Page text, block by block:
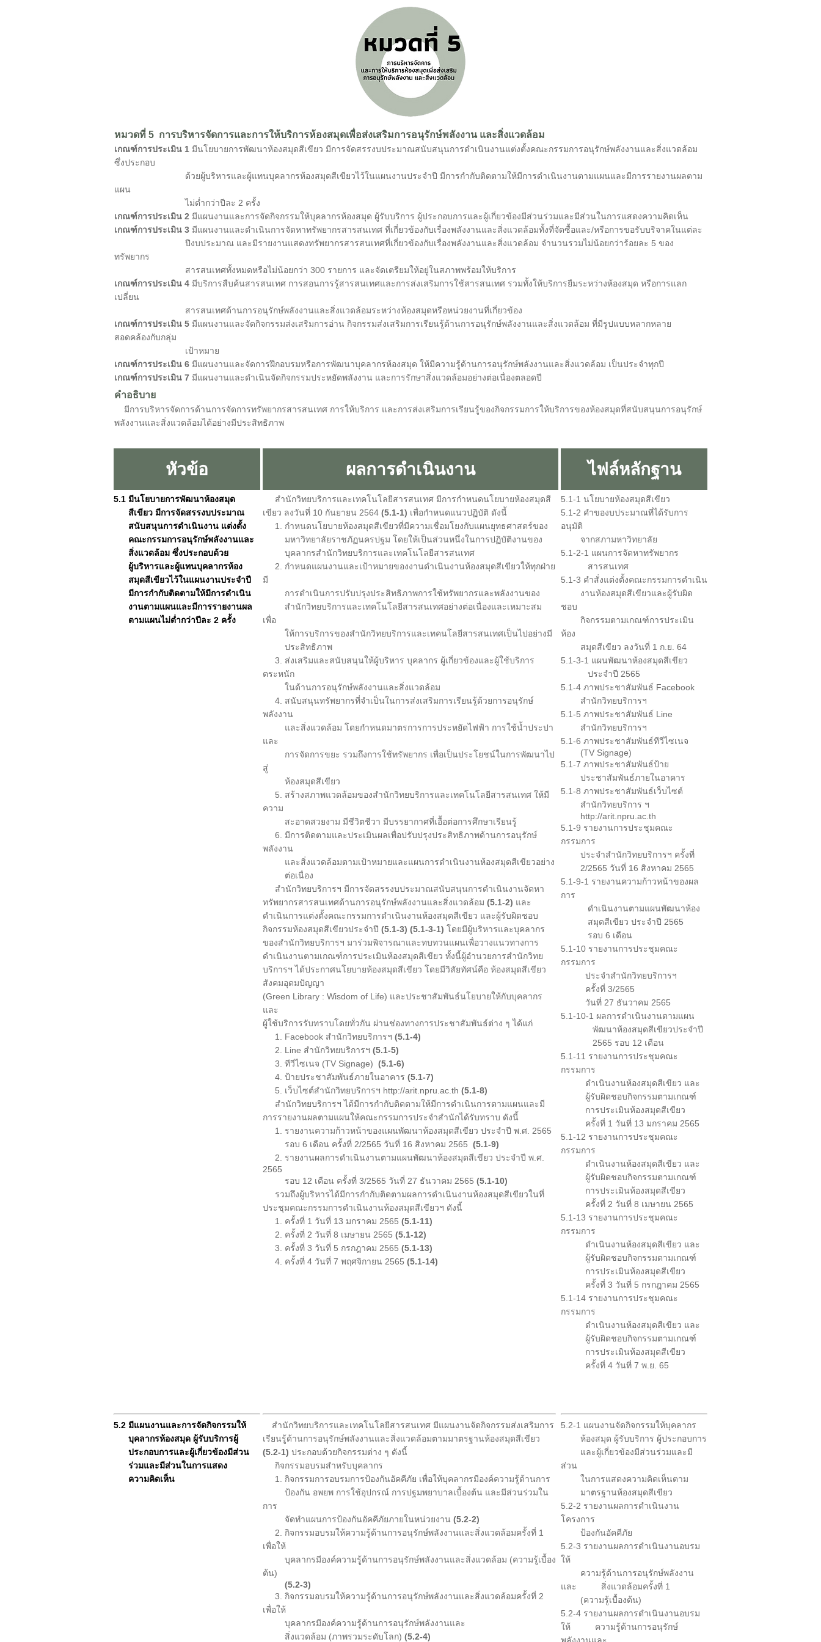
หมวดที่ 5 การบริหารจัดการและการให้บริการห้องสมุดเพื่อส่งเสริมการอนุรักษ์พลังงาน และสิ่งแวดล้อม
เกณฑ์การประเมิน 1 มีนโยบายการพัฒนาห้องสมุดสีเขียว มีการจัดสรรงบประมาณสนับสนุนการดำเนินงานแต่งตั้งคณะกรรมการอนุรักษ์พลังงานและสิ่งแวดล้อม
ซึ่งประกอบ
ด้วยผู้บริหารและผู้แทนบุคลากรห้องสมุดสีเขียวไว้ในแผนงานประจำปี มีการกำกับติดตามให้มีการดำเนินงานตามแผนและมีการรายงานผลตาม
แผน
ไม่ต่ำกว่าปีละ 2 ครั้ง
เกณฑ์การประเมิน 2 มีแผนงานและการจัดกิจกรรมให้บุคลากรห้องสมุด ผู้รับบริการ ผู้ประกอบการและผู้เกี่ยวข้องมีส่วนร่วมและมีส่วนในการแสดงความคิดเห็น
เกณฑ์การประเมิน 3 มีแผนงานและดำเนินการจัดหาทรัพยากรสารสนเทศ ที่เกี่ยวข้องกับเรื่องพลังงานและสิ่งแวดล้อมทั้งที่จัดซื้อและ/หรือการขอรับบริจาคในแต่ละ
ปีงบประมาณ และมีรายงานแสดงทรัพยากรสารสนเทศที่เกี่ยวข้องกับเรื่องพลังงานและสิ่งแวดล้อม จำนวนรวมไม่น้อยกว่าร้อยละ 5 ของ
ทรัพยากร
สารสนเทศทั้งหมดหรือไม่น้อยกว่า 300 รายการ และจัดเตรียมให้อยู่ในสภาพพร้อมให้บริการ
เกณฑ์การประเมิน 4 มีบริการสืบค้นสารสนเทศ การสอนการรู้สารสนเทศและการส่งเสริมการใช้สารสนเทศ รวมทั้งให้บริการยืมระหว่างห้องสมุด หรือการแลก
เปลี่ยน
สารสนเทศด้านการอนุรักษ์พลังงานและสิ่งแวดล้อมระหว่างห้องสมุดหรือหน่วยงานที่เกี่ยวข้อง
เกณฑ์การประเมิน 5 มีแผนงานและจัดกิจกรรมส่งเสริมการอ่าน กิจกรรมส่งเสริมการเรียนรู้ด้านการอนุรักษ์พลังงานและสิ่งแวดล้อม ที่มีรูปแบบหลากหลาย
สอดคล้องกับกลุ่ม
เป้าหมาย
เกณฑ์การประเมิน 6 มีแผนงานและจัดการฝึกอบรมหรือการพัฒนาบุคลากรห้องสมุด ให้มีความรู้ด้านการอนุรักษ์พลังงานและสิ่งแวดล้อม เป็นประจําทุกปี
เกณฑ์การประเมิน 7 มีแผนงานและดําเนินจัดกิจกรรมประหยัดพลังงาน และการรักษาสิ่งแวดล้อมอย่างต่อเนื่องตลอดปี
คำอธิบาย
มีการบริหารจัดการด้านการจัดการทรัพยากรสารสนเทศ การให้บริการ และการส่งเสริมการเรียนรู้ของกิจกรรมการให้บริการของห้องสมุดที่สนับสนุนการอนุรักษ์
พลังงานและสิ่งแวดล้อมได้อย่างมีประสิทธิภาพ
หัวข้อ ผลการดำเนินงาน ไฟล์หลักฐาน
5.1 มีนโยบายการพัฒนาห้องสมุด
สีเขียว มีการจัดสรรงบประมาณ
สนับสนุนการดำเนินงาน แต่งตั้ง
คณะกรรมการอนุรักษ์พลังงานและ
สิ่งแวดล้อม ซึ่งประกอบด้วย
ผู้บริหารและผู้แทนบุคลากรห้อง
สมุดสีเขียวไว้ในแผนงานประจำปี
มีการกำกับติดตามให้มีการดำเนิน
งานตามแผนและมีการรายงานผล
ตามแผนไม่ต่ำกว่าปีละ 2 ครั้ง
สำนักวิทยบริการและเทคโนโลยีสารสนเทศ มีการกำหนดนโยบายห้องสมุดสี
เขียว ลงวันที่ 10 กันยายน 2564 (5.1-1) เพื่อกำหนดแนวปฏิบัติ ดังนี้
1. กำหนดนโยบายห้องสมุดสีเขียวที่มีความเชื่อมโยงกับแผนยุทธศาสตร์ของ
มหาวิทยาลัยราชภัฏนครปฐม โดยให้เป็นส่วนหนึ่งในการปฏิบัติงานของ
บุคลากรสำนักวิทยบริการและเทคโนโลยีสารสนเทศ
2. กำหนดแผนงานและเป้าหมายของงานดำเนินงานห้องสมุดสีเขียวให้ทุกฝ่าย
มี
การดำเนินการปรับปรุงประสิทธิภาพการใช้ทรัพยากรและพลังงานของ
สำนักวิทยบริการและเทคโนโลยีสารสนเทศอย่างต่อเนื่องและเหมาะสม
เพื่อ
ให้การบริการของสำนักวิทยบริการและเทคนโลยีสารสนเทศเป็นไปอย่างมี
ประสิทธิภาพ
3. ส่งเสริมและสนับสนุนให้ผู้บริหาร บุคลากร ผู้เกี่ยวข้องและผู้ใช้บริการ
ตระหนัก
ในด้านการอนุรักษ์พลังงานและสิ่งแวดล้อม
4. สนับสนุนทรัพยากรที่จำเป็นในการส่งเสริมการเรียนรู้ด้วยการอนุรักษ์
พลังงาน
และสิ่งแวดล้อม โดยกำหนดมาตรการการประหยัดไฟฟ้า การใช้น้ำประปา
และ
การจัดการขยะ รวมถึงการใช้ทรัพยากร เพื่อเป็นประโยชน์ในการพัฒนาไป
สู่
ห้องสมุดสีเขียว
5. สร้างสภาพแวดล้อมของสำนักวิทยบริการและเทคโนโลยีสารสนเทศ ให้มี
ความ
สะอาดสวยงาม มีชีวิตชีวา มีบรรยากาศที่เอื้อต่อการศึกษาเรียนรู้
6. มีการติดตามและประเมินผลเพื่อปรับปรุงประสิทธิภาพด้านการอนุรักษ์
พลังงาน
และสิ่งแวดล้อมตามเป้าหมายและแผนการดำเนินงานห้องสมุดสีเขียวอย่าง
ต่อเนื่อง
สำนักวิทยบริการฯ มีการจัดสรรงบประมาณสนับสนุนการดำเนินงานจัดหา
ทรัพยากรสารสนเทศด้านการอนุรักษ์พลังงานและสิ่งแวดล้อม (5.1-2) และ
ดำเนินการแต่งตั้งคณะกรรมการดำเนินงานห้องสมุดสีเขียว และผู้รับผิดชอบ
กิจกรรมห้องสมุดสีเขียวประจำปี (5.1-3) (5.1-3-1) โดยมีผู้บริหารและบุคลากร
ของสำนักวิทยบริการฯ มาร่วมพิจารณาและทบทวนแผนเพื่อวางแนวทางการ
ดำเนินงานตามเกณฑ์การประเมินห้องสมุดสีเขียว ทั้งนี้ผู้อำนวยการสำนักวิทย
บริการฯ ได้ประกาศนโยบายห้องสมุดสีเขียว โดยมีวิสัยทัศน์คือ ห้องสมุดสีเขียว
สังคมอุดมปัญญา
(Green Library : Wisdom of Life) และประชาสัมพันธ์นโยบายให้กับบุคลากร
และ
ผู้ใช้บริการรับทราบโดยทั่วกัน ผ่านช่องทางการประชาสัมพันธ์ต่าง ๆ ได้แก่
1. Facebook สำนักวิทยบริการฯ (5.1-4)
2. Line สำนักวิทยบริการฯ (5.1-5)
3. ทีวีไซเนจ (TV Signage) (5.1-6)
4. ป้ายประชาสัมพันธ์ภายในอาคาร (5.1-7)
5. เว็บไซต์สำนักวิทยบริการฯ http://arit.npru.ac.th (5.1-8)
สำนักวิทยบริการฯ ได้มีการกำกับติดตามให้มีการดำเนินการตามแผนและมี
การรายงานผลตามแผนให้คณะกรรมการประจำสำนักได้รับทราบ ดังนี้
1. รายงานความก้าวหน้าของแผนพัฒนาห้องสมุดสีเขียว ประจำปี พ.ศ. 2565
รอบ 6 เดือน ครั้งที่ 2/2565 วันที่ 16 สิงหาคม 2565 (5.1-9)
2. รายงานผลการดำเนินงานตามแผนพัฒนาห้องสมุดสีเขียว ประจำปี พ.ศ.
2565
รอบ 12 เดือน ครั้งที่ 3/2565 วันที่ 27 ธันวาคม 2565 (5.1-10)
รวมถึงผู้บริหารได้มีการกำกับติดตามผลการดำเนินงานห้องสมุดสีเขียวในที่
ประชุมคณะกรรมการดำเนินงานห้องสมุดสีเขียวฯ ดังนี้
1. ครั้งที่ 1 วันที่ 13 มกราคม 2565 (5.1-11)
2. ครั้งที่ 2 วันที่ 8 เมษายน 2565 (5.1-12)
3. ครั้งที่ 3 วันที่ 5 กรกฎาคม 2565 (5.1-13)
4. ครั้งที่ 4 วันที่ 7 พฤศจิกายน 2565 (5.1-14)
5.1-1 นโยบายห้องสมุดสีเขียว
5.1-2 คำของบประมาณที่ได้รับการ
อนุมัติ
จากสภามหาวิทยาลัย
5.1-2-1 แผนการจัดหาทรัพยากร
สารสนเทศ
5.1-3 คำสั่งแต่งตั้งคณะกรรมการดำเนิน
งานห้องสมุดสีเขียวและผู้รับผิด
ชอบ
กิจกรรมตามเกณฑ์การประเมิน
ห้อง
สมุดสีเขียว ลงวันที่ 1 ก.ย. 64
5.1-3-1 แผนพัฒนาห้องสมุดสีเขียว
ประจำปี 2565
5.1-4 ภาพประชาสัมพันธ์ Facebook
สำนักวิทยบริการฯ
5.1-5 ภาพประชาสัมพันธ์ Line
สำนักวิทยบริการฯ
5.1-6 ภาพประชาสัมพันธ์ทีวีไซเนจ
(TV Signage)
5.1-7 ภาพประชาสัมพันธ์ป้าย
ประชาสัมพันธ์ภายในอาคาร
5.1-8 ภาพประชาสัมพันธ์เว็บไซต์
สำนักวิทยบริการ ฯ
http://arit.npru.ac.th
5.1-9 รายงานการประชุมคณะ
กรรมการ
ประจำสำนักวิทยบริการฯ ครั้งที่
2/2565 วันที่ 16 สิงหาคม 2565
5.1-9-1 รายงานความก้าวหน้าของผล
การ
ดำเนินงานตามแผนพัฒนาห้อง
สมุดสีเขียว ประจำปี 2565
รอบ 6 เดือน
5.1-10 รายงานการประชุมคณะ
กรรมการ
ประจำสำนักวิทยบริการฯ
ครั้งที่ 3/2565
วันที่ 27 ธันวาคม 2565
5.1-10-1 ผลการดำเนินงานตามแผน
พัฒนาห้องสมุดสีเขียวประจำปี
2565 รอบ 12 เดือน
5.1-11 รายงานการประชุมคณะ
กรรมการ
ดำเนินงานห้องสมุดสีเขียว และ
ผู้รับผิดชอบกิจกรรมตามเกณฑ์
การประเมินห้องสมุดสีเขียว
ครั้งที่ 1 วันที่ 13 มกราคม 2565
5.1-12 รายงานการประชุมคณะ
กรรมการ
ดำเนินงานห้องสมุดสีเขียว และ
ผู้รับผิดชอบกิจกรรมตามเกณฑ์
การประเมินห้องสมุดสีเขียว
ครั้งที่ 2 วันที่ 8 เมษายน 2565
5.1-13 รายงานการประชุมคณะ
กรรมการ
ดำเนินงานห้องสมุดสีเขียว และ
ผู้รับผิดชอบกิจกรรมตามเกณฑ์
การประเมินห้องสมุดสีเขียว
ครั้งที่ 3 วันที่ 5 กรกฎาคม 2565
5.1-14 รายงานการประชุมคณะ
กรรมการ
ดำเนินงานห้องสมุดสีเขียว และ
ผู้รับผิดชอบกิจกรรมตามเกณฑ์
การประเมินห้องสมุดสีเขียว
ครั้งที่ 4 วันที่ 7 พ.ย. 65
5.2 มีแผนงานและการจัดกิจกรรมให้
บุคลากรห้องสมุด ผู้รับบริการผู้
ประกอบการและผู้เกี่ยวข้องมีส่วน
ร่วมและมีส่วนในการแสดง
ความคิดเห็น
สำนักวิทยบริการและเทคโนโลยีสารสนเทศ มีแผนงานจัดกิจกรรมส่งเสริมการ
เรียนรู้ด้านการอนุรักษ์พลังงานและสิ่งแวดล้อมตามมาตรฐานห้องสมุดสีเขียว
(5.2-1) ประกอบด้วยกิจกรรมต่าง ๆ ดังนี้
กิจกรรมอบรมสำหรับบุคลากร
1. กิจกรรมการอบรมการป้องกันอัคคีภัย เพื่อให้บุคลากรมีองค์ความรู้ด้านการ
ป้องกัน อพยพ การใช้อุปกรณ์ การปฐมพยาบาลเบื้องต้น และมีส่วนร่วมใน
การ
จัดทำแผนการป้องกันอัคคีภัยภายในหน่วยงาน (5.2-2)
2. กิจกรรมอบรมให้ความรู้ด้านการอนุรักษ์พลังงานและสิ่งแวดล้อมครั้งที่ 1
เพื่อให้
บุคลากรมีองค์ความรู้ด้านการอนุรักษ์พลังงานและสิ่งแวดล้อม (ความรู้เบื้อง
ต้น)
(5.2-3)
3. กิจกรรมอบรมให้ความรู้ด้านการอนุรักษ์พลังงานและสิ่งแวดล้อมครั้งที่ 2
เพื่อให้
บุคลากรมีองค์ความรู้ด้านการอนุรักษ์พลังงานและ
สิ่งแวดล้อม (ภาพรวมระดับโลก) (5.2-4)
5.2-1 แผนงานจัดกิจกรรมให้บุคลากร
ห้องสมุด ผู้รับบริการ ผู้ประกอบการ
และผู้เกี่ยวข้องมีส่วนร่วมและมี
ส่วน
ในการแสดงความคิดเห็นตาม
มาตรฐานห้องสมุดสีเขียว
5.2-2 รายงานผลการดำเนินงาน
โครงการ
ป้องกันอัคคีภัย
5.2-3 รายงานผลการดำเนินงานอบรม
ให้
ความรู้ด้านการอนุรักษ์พลังงาน
และ สิ่งแวดล้อมครั้งที่ 1
(ความรู้เบื้องต้น)
5.2-4 รายงานผลการดำเนินงานอบรม
ให้ ความรู้ด้านการอนุรักษ์